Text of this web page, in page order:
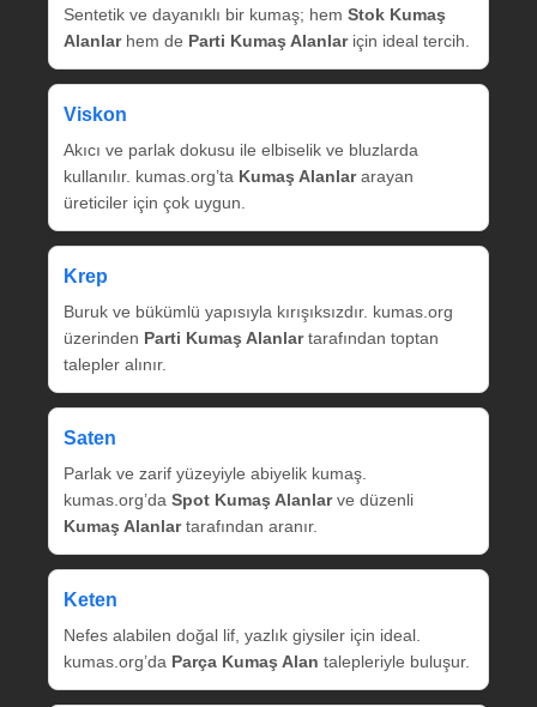
Sentetik ve dayanıklı bir kumaş; hem Stok Kumaş
Alanlarhem de Parti Kumaş Alanlariçin ideal tercih.
Viskon
Akıcı ve parlak dokusu ile elbiselik ve bluzlarda
kullanılır. kumas.org’ta Kumaş Alanlararayan
üreticiler için çok uygun.
Krep
Buruk ve bükümlü yapısıyla kırışıksızdır. kumas.org
üzerinden Parti Kumaş Alanlartarafından toptan
talepler alınır.
Saten
Parlak ve zarif yüzeyiyle abiyelik kumaş.
kumas.org’da Spot Kumaş Alanlarve düzenli
Kumaş Alanlartarafından aranır.
Keten
Nefes alabilen doğal lif, yazlık giysiler için ideal.
kumas.org’da Parça Kumaş Alan talepleriyle buluşur.